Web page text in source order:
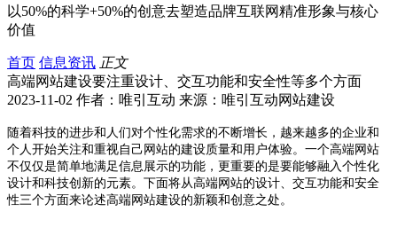
以50%的科学+50%的创意去塑造品牌互联网精准形象与核心
价值
首页 信息资讯 正文
高端网站建设要注重设计、交互功能和安全性等多个方面
2023-11-02 作者：唯引互动 来源：唯引互动网站建设
随着科技的进步和人们对个性化需求的不断增长，越来越多的企业和
个人开始关注和重视自己网站的建设质量和用户体验。一个高端网站
不仅仅是简单地满足信息展示的功能，更重要的是要能够融入个性化
设计和科技创新的元素。下面将从高端网站的设计、交互功能和安全
性三个方面来论述高端网站建设的新颖和创意之处。